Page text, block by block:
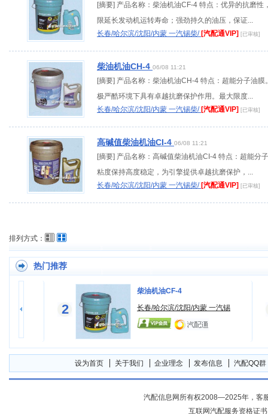
[摘要] 产品名称：柴油机油CF-4 特点：优异的抗磨性
限延长发动机运转寿命；强劲持久的油压，保证...
长春/哈尔滨/沈阳/内蒙 一汽锡柴/ [汽配通VIP] [已审核]
柴油机油CH-4 06/08 11:21
[摘要] 产品名称：柴油机油CH-4 特点：超能分子油膜
极严酷环境下具有卓越抗磨保护作用。最大限度...
长春/哈尔滨/沈阳/内蒙 一汽锡柴/ [汽配通VIP] [已审核]
高碱值柴油机油CI-4 06/08 11:21
[摘要] 产品名称：高碱值柴油机油CI-4 特点：超能分
粘度保持高度稳定，为引擎提供卓越抗磨保护，...
长春/哈尔滨/沈阳/内蒙 一汽锡柴/ [汽配通VIP] [已审核]
排列方式：
热门推荐
2
柴油机油CF-4
长春/哈尔滨/沈阳/内蒙 一汽锡
设为首页 关于我们 企业理念 发布信息 汽配QQ群
汽配信息网所有权2008—2025年，客
互联网汽配服务资格证